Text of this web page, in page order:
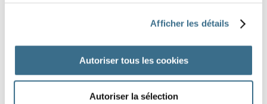
Afficher les détails
Autoriser tous les cookies
Autoriser la sélection
Écris au passé simple la phrase suivante.
11.Mets cette phrase au pluriel.
La poule qui s’endormait se réveille en sursaut.